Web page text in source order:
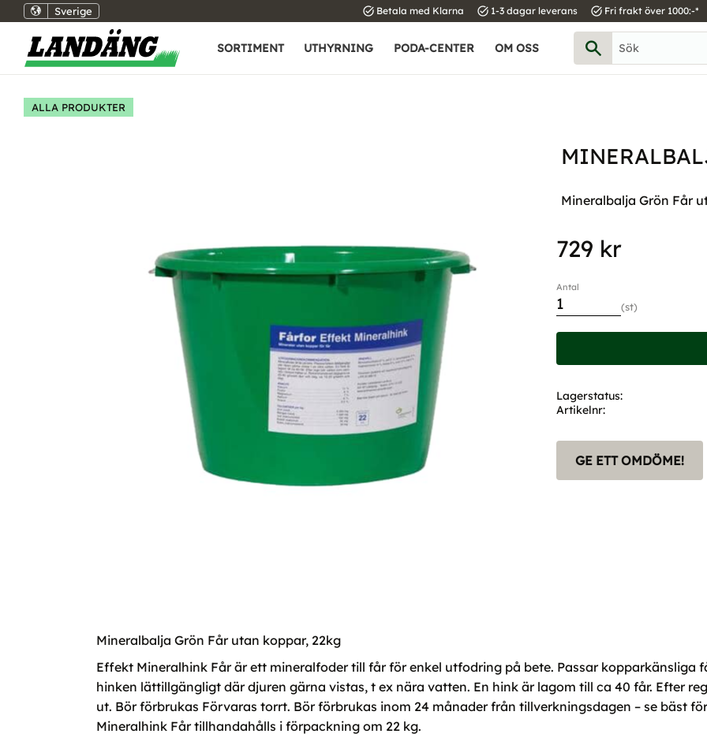
Sverige task_alt Betala med Klarna task_alt 1-3 dagar leverans task_alt Fri frakt över 1000:-*
SORTIMENT UTHYRNING PODA-CENTER OM OSS
ALLA PRODUKTER
Mineralbalja Grön Får
729 kr
Antal
st
Lagerstatus
Artikelnr
GE ETT OMDÖME!
Mineralbalja Grön Får utan koppar, 22kg
Effekt Mineralhink Får är ett mineralfoder till får för enkel utfodring på bete. Passar kopparkänsliga
hinken lättillgängligt där djuren gärna vistas, t ex nära vatten. En hink är lagom till ca 40 får. Efter
ut. Bör förbrukas Förvaras torrt. Bör förbrukas inom 24 månader från tillverkningsdagen – se bäst
Mineralhink Får tillhandahålls i förpackning om 22 kg.